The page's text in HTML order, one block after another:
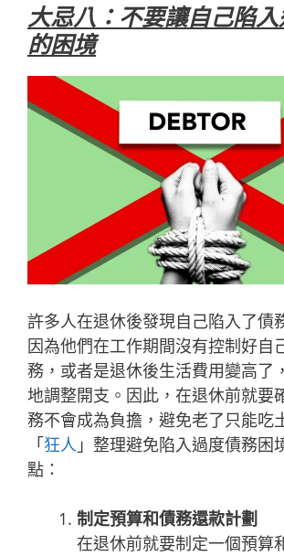
大忌八：不要讓自己陷
的困境
許多人在退休後發現自己陷入了債
因為他們在工作期間沒有控制好自
務，或者是退休後生活費用變高了
地調整開支。因此，在退休前就要
務不會成為負擔，避免老了只能吃
「狂人 」整理避免陷入過度債務困
點：
制定預算和債務還款計劃
在退休前就要制定一個預算